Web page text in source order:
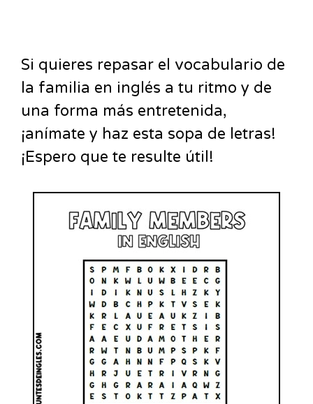
Si quieres repasar el vocabulario de
la familia en inglés a tu ritmo y de
una forma más entretenida,
¡anímate y haz esta sopa de letras!
¡Espero que te resulte útil!